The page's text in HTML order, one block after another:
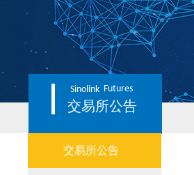
Sinolink Futures
交易所公告
交易所公告